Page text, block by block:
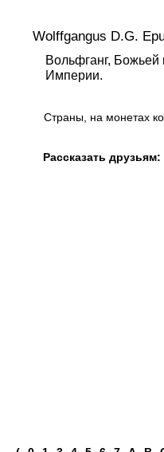
Wolffgangus D.G.
Вольфганг,
Империи.
Страны, на монетах
Рассказать друзьям: